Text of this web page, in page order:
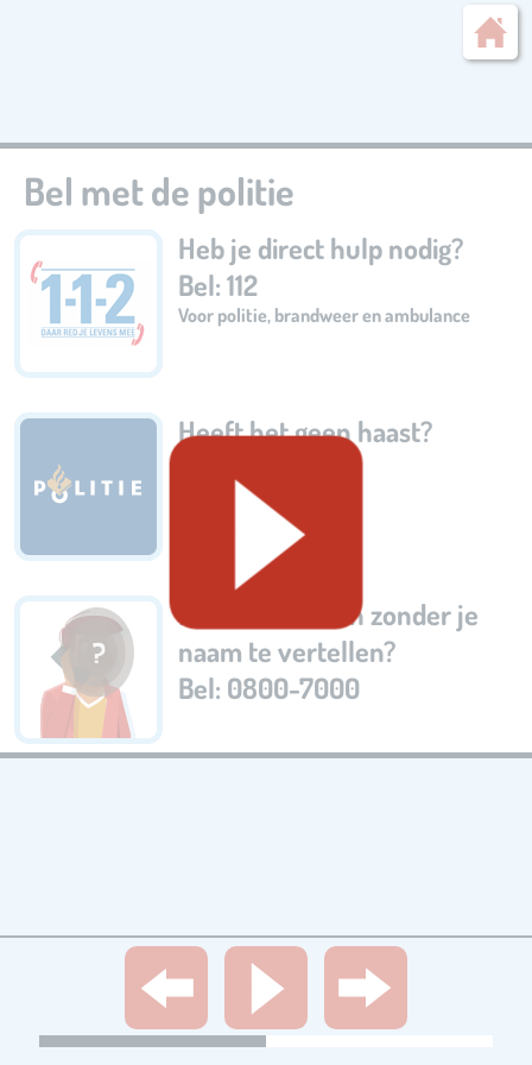
Bel met de politie
Heb je direct hulp nodig?
Bel: 112
Voor politie, brandweer en ambulance
Heeft het geen haast?
Bel: 0900-8844
Misdaad melden zonder je
naam te vertellen?
Bel: 0800-7000